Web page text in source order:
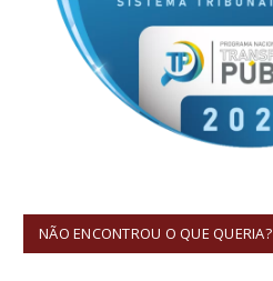
NÃO ENCONTROU O QUE QUERIA?